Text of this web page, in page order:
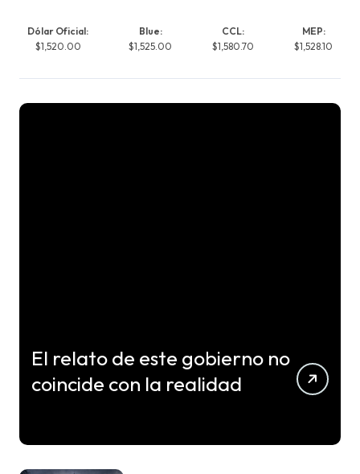
Dólar Oficial:
$1,520.00
Blue:
$1,525.00
CCL:
$1,580.70
MEP:
$1,528.10
El relato de este gobierno no
coincide con la realidad